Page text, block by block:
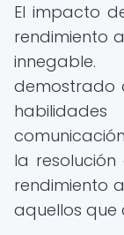
El impacto
rendimiento
demostrado
la
rendimiento
aquellos que